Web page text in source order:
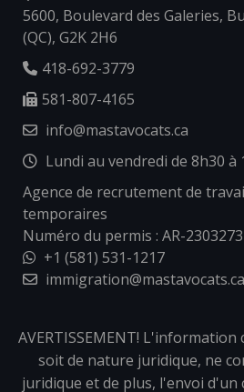
5600, Boulevard des Galeries,
(QC), G2K 2H6
418-692-3779
581-807-4165
info@mastavocats.ca
Lundi au vendredi de 8h30 à
Agence de recrutement de
temporaires
Numéro du permis : AR-2303273
+1 (581) 531-1217
immigration@mastavocats.ca
AVERTISSEMENT!
soit de nature juridique, ne
juridique et de plus, l'envoi